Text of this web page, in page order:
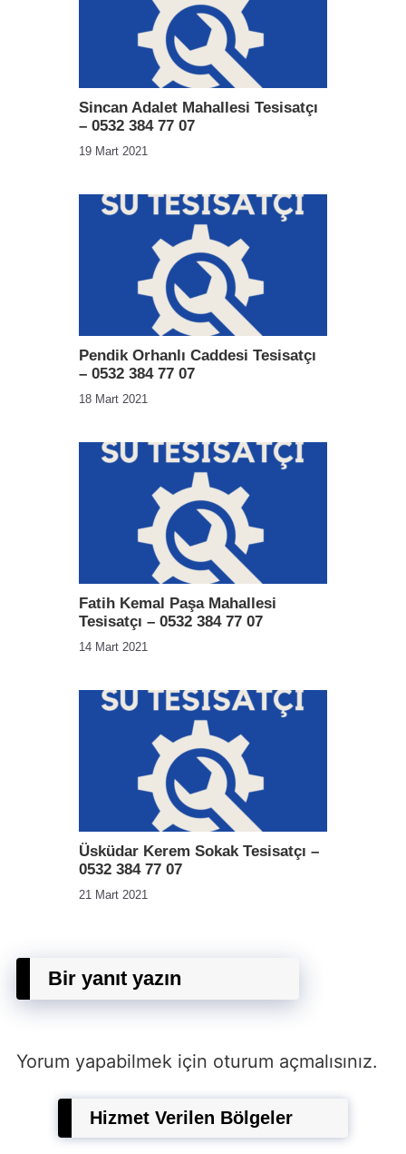
Sincan Adalet Mahallesi Tesisatçı
– 0532 384 77 07
19 Mart 2021
Pendik Orhanlı Caddesi Tesisatçı
– 0532 384 77 07
18 Mart 2021
Fatih Kemal Paşa Mahallesi
Tesisatçı – 0532 384 77 07
14 Mart 2021
Üsküdar Kerem Sokak Tesisatçı –
0532 384 77 07
21 Mart 2021
Bir yanıt yazın
Yorum yapabilmek için oturum açmalısınız.
Hizmet Verilen Bölgeler